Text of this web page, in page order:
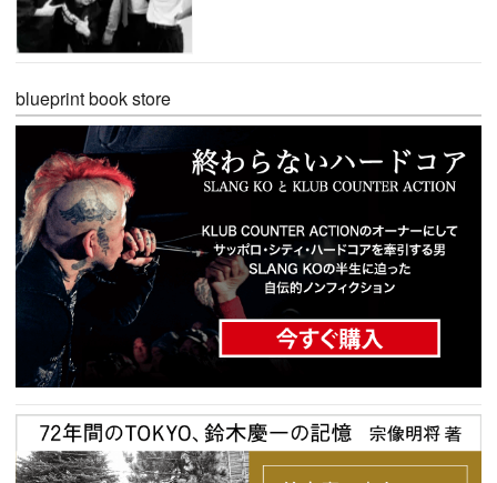
blueprint book store